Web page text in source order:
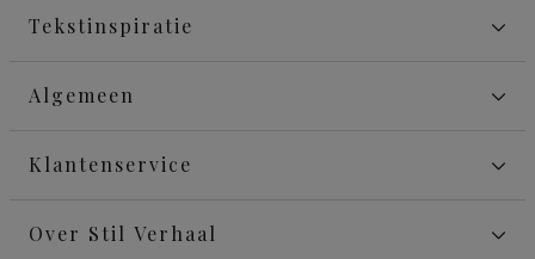
Tekstinspiratie
Algemeen
Klantenservice
Over Stil Verhaal